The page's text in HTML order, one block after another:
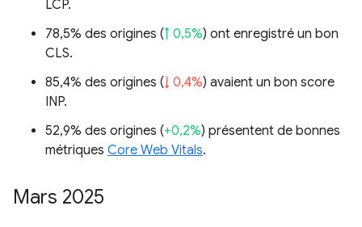
LCP.
78,5% des origines (↑ 0,5%) ont enregistré un bon
CLS.
85,4% des origines (↓ 0,4%) avaient un bon score
INP.
52,9% des origines (+0,2%) présentent de bonnes
métriques Core Web Vitals.
Mars 2025